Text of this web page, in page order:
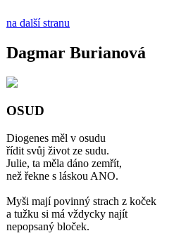
na další stranu
Dagmar Burianová
OSUD
Diogenes měl v osudu
řídit svůj život ze sudu.
Julie, ta měla dáno zemřít,
než řekne s láskou ANO.
Myši mají povinný strach z koček
a tužku si má vždycky najít
nepopsaný bloček.